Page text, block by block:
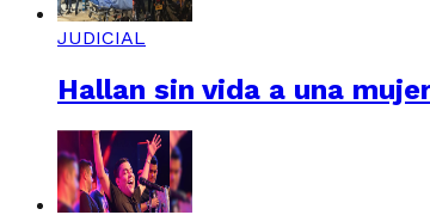
JUDICIAL
Hallan sin vida a una